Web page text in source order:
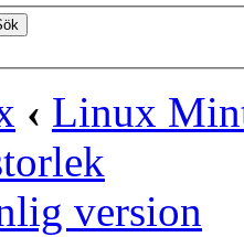
‹ Linux
version